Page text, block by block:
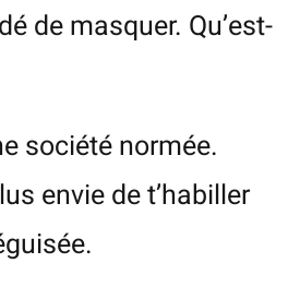
de masquer. Qu’est-
société normée.
envie de t’habiller